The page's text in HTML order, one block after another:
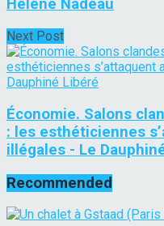
Hélène Nadeau
Next Post
Économie. Salons
: les esthéticiennes
illégales - Le
Recommended